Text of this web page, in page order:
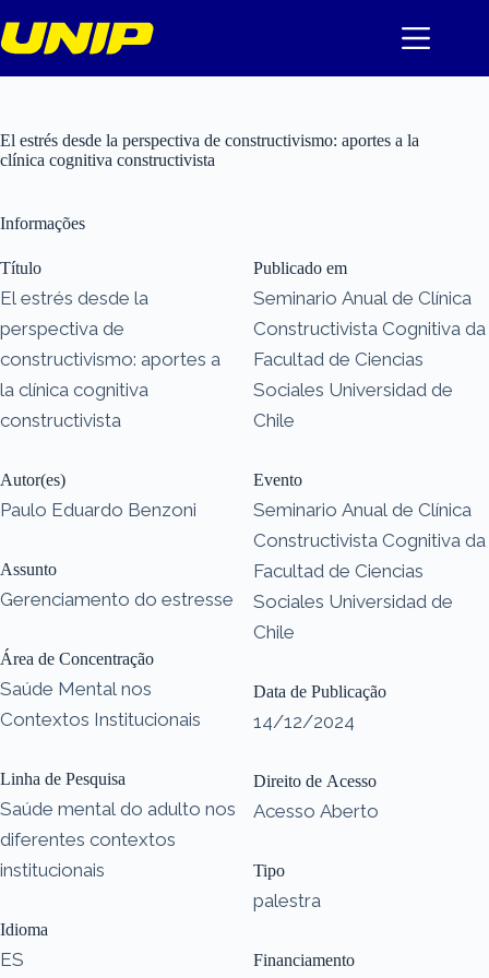
para
o
El estrés desde la perspectiva de constructivismo: aportes a la
clínica cognitiva constructivista
Informações
Título
El estrés desde la
perspectiva de
constructivismo: aportes a
la clínica cognitiva
constructivista
Autor(es)
Paulo Eduardo Benzoni
Assunto
Gerenciamento do estresse
Área de Concentração
Saúde Mental nos
Contextos Institucionais
Linha de Pesquisa
Saúde mental do adulto nos
diferentes contextos
institucionais
Idioma
ES
Publicado em
Seminario Anual de Clínica
Constructivista Cognitiva da
Facultad de Ciencias
Sociales Universidad de
Chile
Evento
Seminario Anual de Clínica
Constructivista Cognitiva da
Facultad de Ciencias
Sociales Universidad de
Chile
Data de Publicação
14/12/2024
Direito de Acesso
Acesso Aberto
Tipo
palestra
Financiamento